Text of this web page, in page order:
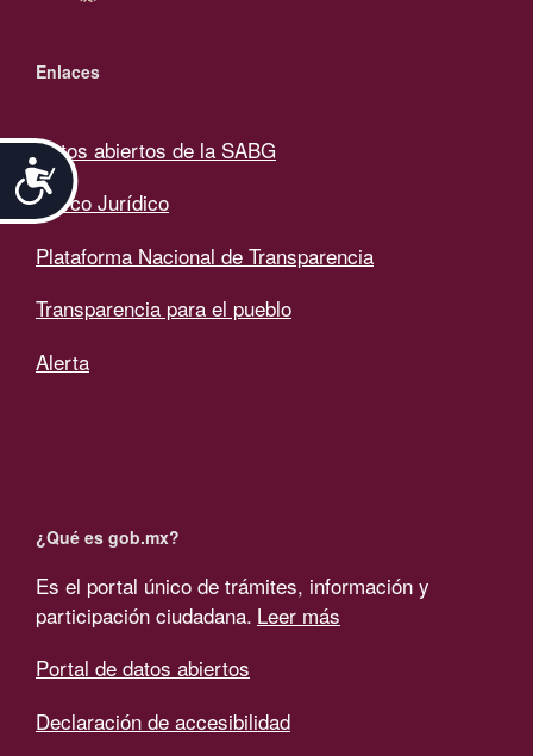
Accesibilidad
Enlaces
Datos abiertos de la SABG
Marco Jurídico
Plataforma Nacional de Transparencia
Transparencia para el pueblo
Alerta
¿Qué es gob.mx?
Es el portal único de trámites, información y
participación ciudadana. Leer más
Portal de datos abiertos
Declaración de accesibilidad